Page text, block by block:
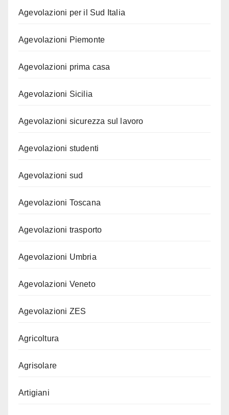
Agevolazioni per il Sud Italia
Agevolazioni Piemonte
Agevolazioni prima casa
Agevolazioni Sicilia
Agevolazioni sicurezza sul lavoro
Agevolazioni studenti
Agevolazioni sud
Agevolazioni Toscana
Agevolazioni trasporto
Agevolazioni Umbria
Agevolazioni Veneto
Agevolazioni ZES
Agricoltura
Agrisolare
Artigiani